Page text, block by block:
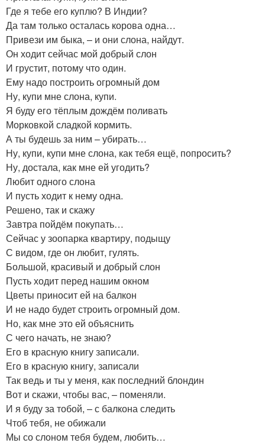
Где я тебе его куплю? В Индии?
Да там только осталась корова одна…
Привези им быка, – и они слона, найдут.
Он ходит сейчас мой добрый слон
И грустит, потому что один.
Ему надо построить огромный дом
Ну, купи мне слона, купи.
Я буду его тёплым дождём поливать
Морковкой сладкой кормить.
А ты будешь за ним – убирать…
Ну, купи, купи мне слона, как тебя ещё, попросить?
Ну, достала, как мне ей угодить?
Любит одного слона
И пусть ходит к нему одна.
Решено, так и скажу
Завтра пойдём покупать…
Сейчас у зоопарка квартиру, подыщу
С видом, где он любит, гулять.
Большой, красивый и добрый слон
Пусть ходит перед нашим окном
Цветы приносит ей на балкон
И не надо будет строить огромный дом.
Но, как мне это ей объяснить
С чего начать, не знаю?
Его в красную книгу записали.
Его в красную книгу, записали
Так ведь и ты у меня, как последний блондин
Вот и скажи, чтобы вас, – поменяли.
И я буду за тобой, – с балкона следить
Чтоб тебя, не обижали
Мы со слоном тебя будем, любить…